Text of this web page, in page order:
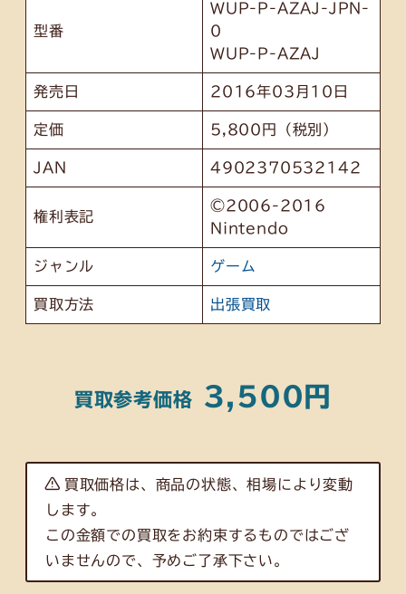
型番
WUP-P-AZAJ-JPN-
0
WUP-P-AZAJ
発売日 2016年03月10日
定価 5,800円（税別）
JAN 4902370532142
権利表記
©2006-2016
Nintendo
ジャンル ゲーム
買取方法 出張買取
買取参考価格 3,500円
買取価格は、商品の状態、相場により変動
します。
この金額での買取をお約束するものではござ
いませんので、予めご了承下さい。